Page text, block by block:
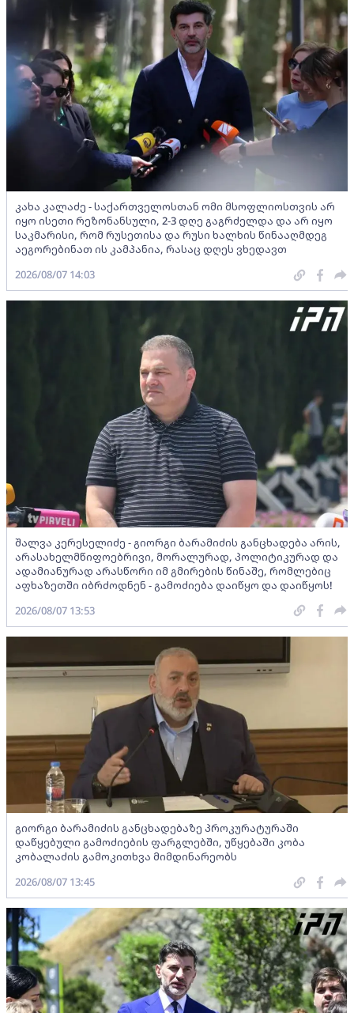
კახა კალაძე - საქართველოსთან ომი მსოფლიოსთვის არ
იყო ისეთი რეზონანსული, 2-3 დღე გაგრძელდა და არ იყო
საკმარისი, რომ რუსეთისა და რუსი ხალხის წინააღმდეგ
აეგორებინათ ის კამპანია, რასაც დღეს ვხედავთ
2026/08/07 14:03
შალვა კერესელიძე - გიორგი ბარამიძის განცხადება არის,
არასახელმწიფოებრივი, მორალურად, პოლიტიკურად და
ადამიანურად არასწორი იმ გმირების წინაშე, რომლებიც
აფხაზეთში იბრძოდნენ - გამოძიება დაიწყო და დაიწყოს!
2026/08/07 13:53
გიორგი ბარამიძის განცხადებაზე პროკურატურაში
დაწყებული გამოძიების ფარგლებში, უწყებაში კობა
კობალაძის გამოკითხვა მიმდინარეობს
2026/08/07 13:45